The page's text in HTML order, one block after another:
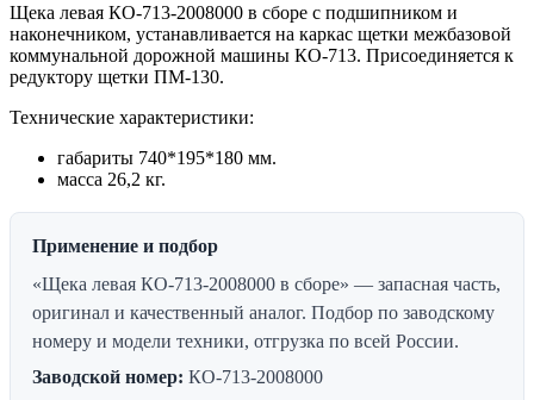
Щека левая КО-713-2008000 в сборе с подшипником и
наконечником, устанавливается на каркас щетки межбазовой
коммунальной дорожной машины КО-713. Присоединяется к
редуктору щетки ПМ-130.
Технические характеристики:
габариты 740*195*180 мм.
масса 26,2 кг.
Применение и подбор
«Щека левая КО-713-2008000 в сборе» — запасная часть,
оригинал и качественный аналог. Подбор по заводскому
номеру и модели техники, отгрузка по всей России.
Заводской номер: КО-713-2008000